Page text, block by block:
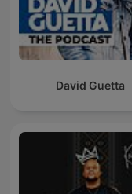
David Guetta